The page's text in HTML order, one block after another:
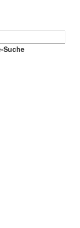
Suche